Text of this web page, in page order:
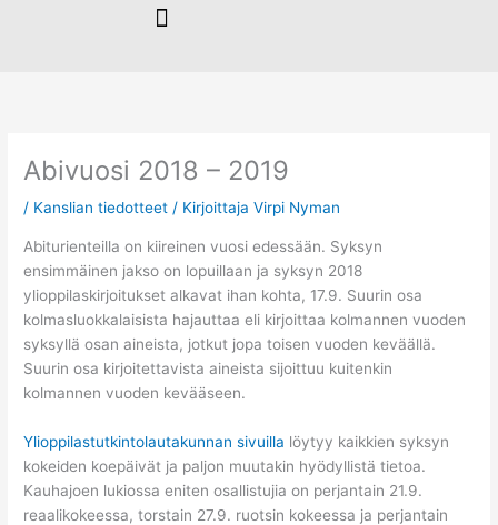
Abivuosi 2018 – 2019
/ Kanslian tiedotteet / KirjoittajaVirpi Nyman
Abiturienteilla on kiireinen vuosi edessään. Syksyn
ensimmäinen jakso on lopuillaan ja syksyn 2018
ylioppilaskirjoitukset alkavat ihan kohta, 17.9. Suurin osa
kolmasluokkalaisista hajauttaa eli kirjoittaa kolmannen vuoden
syksyllä osan aineista, jotkut jopa toisen vuoden keväällä.
Suurin osa kirjoitettavista aineista sijoittuu kuitenkin
kolmannen vuoden kevääseen.
Ylioppilastutkintolautakunnan sivuilla löytyy kaikkien syksyn
kokeiden koepäivät ja paljon muutakin hyödyllistä tietoa.
Kauhajoen lukiossa eniten osallistujia on perjantain 21.9.
reaalikokeessa, torstain 27.9. ruotsin kokeessa ja perjantain